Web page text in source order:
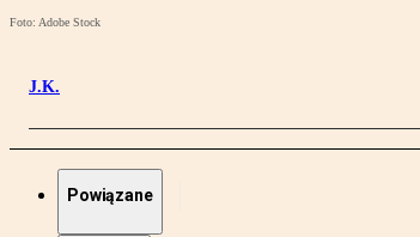
Foto: Adobe Stock
J.K.
Powiązane